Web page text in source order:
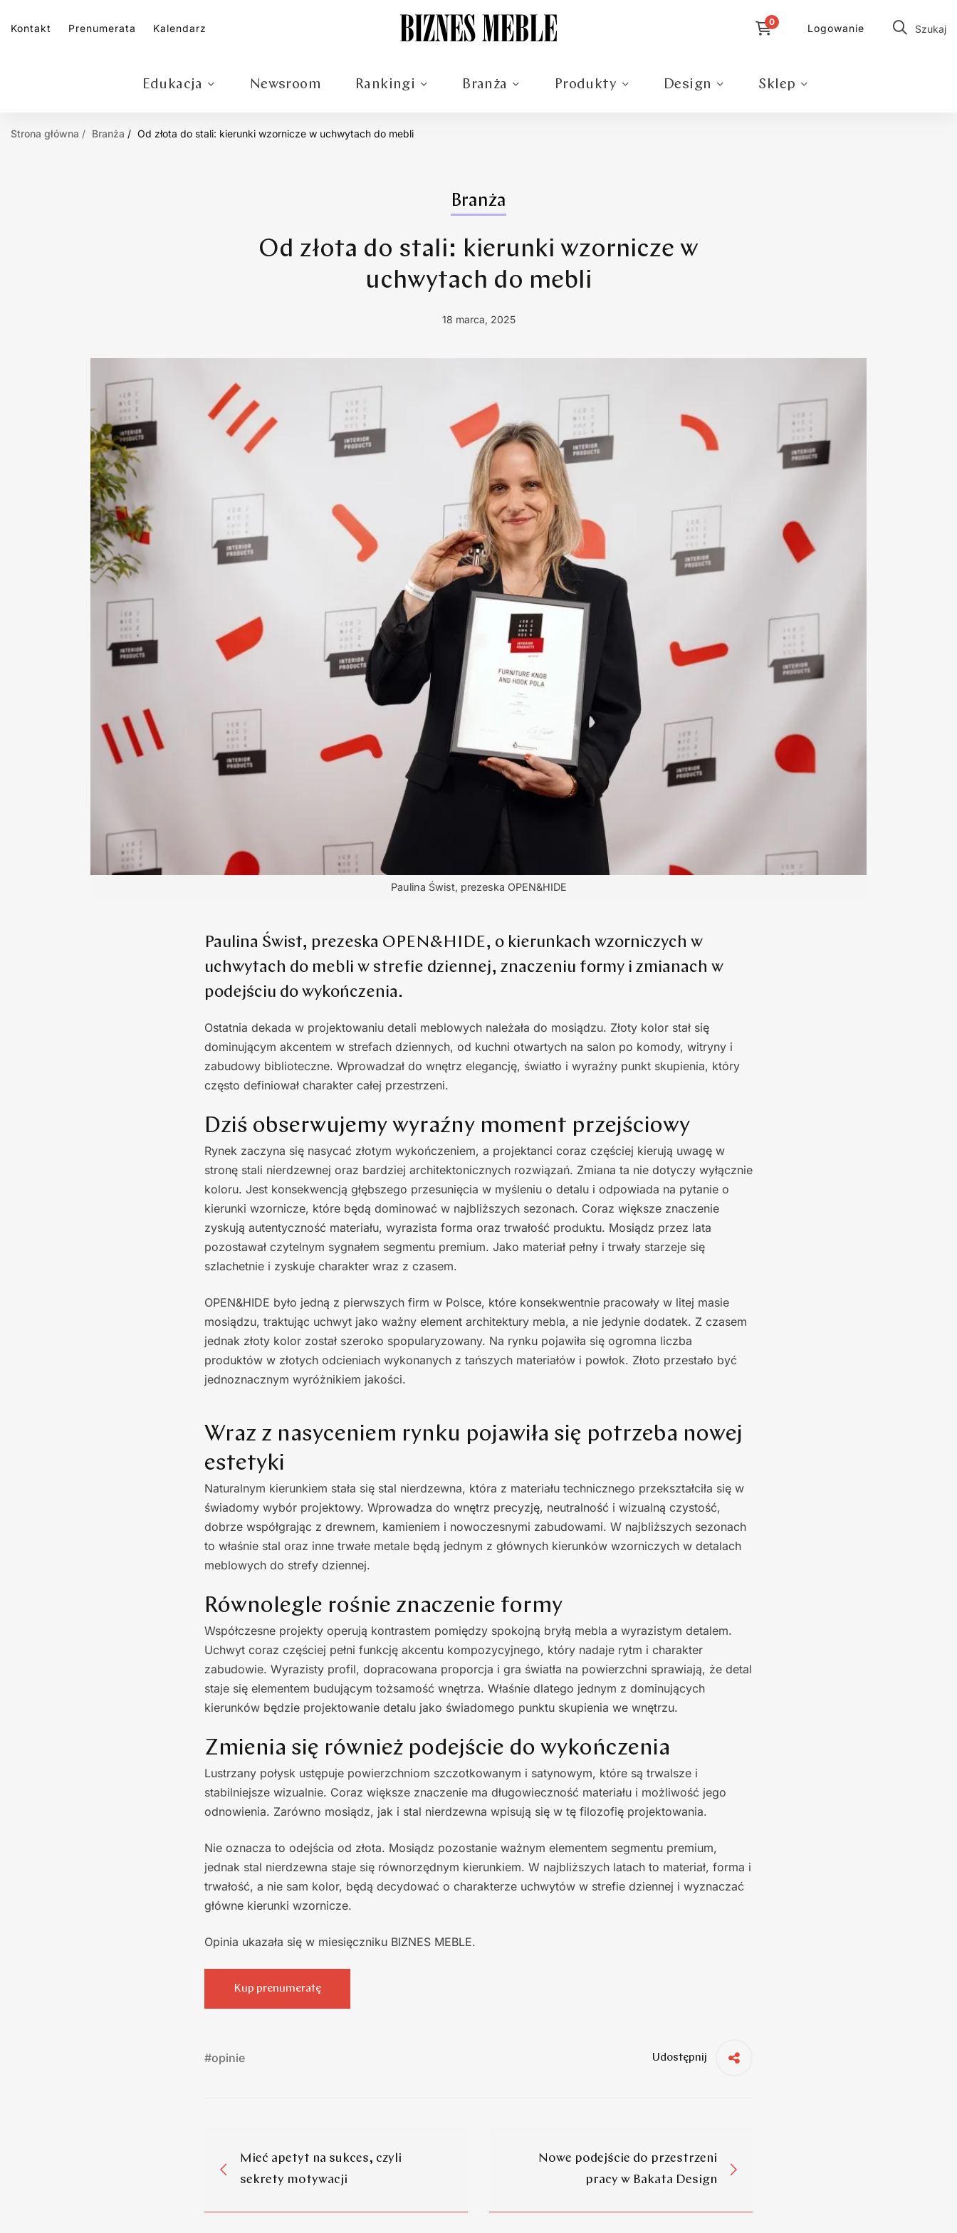
Kontakt Prenumerata Kalendarz Logowanie Szukaj
Edukacja Newsroom Rankingi Branża Produkty Design Sklep
Strona główna Branża Od złota do stali: kierunki wzornicze w uchwytach do mebli
Branża
Od złota do stali: kierunki wzornicze w
uchwytach do mebli
18 marca, 2025
Paulina Świst, prezeska OPEN&HIDE
Paulina Świst, prezeska OPEN&HIDE, o kierunkach wzorniczych w
uchwytach do mebli w strefie dziennej, znaczeniu formy i zmianach w
podejściu do wykończenia.
Ostatnia dekada w projektowaniu detali meblowych należała do mosiądzu. Złoty kolor stał się
dominującym akcentem w strefach dziennych, od kuchni otwartych na salon po komody, witryny i
zabudowy biblioteczne. Wprowadzał do wnętrz elegancję, światło i wyraźny punkt skupienia, który
często definiował charakter całej przestrzeni.
Dziś obserwujemy wyraźny moment przejściowy
Rynek zaczyna się nasycać złotym wykończeniem, a projektanci coraz częściej kierują uwagę w
stronę stali nierdzewnej oraz bardziej architektonicznych rozwiązań. Zmiana ta nie dotyczy wyłącznie
koloru. Jest konsekwencją głębszego przesunięcia w myśleniu o detalu i odpowiada na pytanie o
kierunki wzornicze, które będą dominować w najbliższych sezonach. Coraz większe znaczenie
zyskują autentyczność materiału, wyrazista forma oraz trwałość produktu. Mosiądz przez lata
pozostawał czytelnym sygnałem segmentu premium. Jako materiał pełny i trwały starzeje się
szlachetnie i zyskuje charakter wraz z czasem.
OPEN&HIDE było jedną z pierwszych firm w Polsce, które konsekwentnie pracowały w litej masie
mosiądzu, traktując uchwyt jako ważny element architektury mebla, a nie jedynie dodatek. Z czasem
jednak złoty kolor został szeroko spopularyzowany. Na rynku pojawiła się ogromna liczba
produktów w złotych odcieniach wykonanych z tańszych materiałów i powłok. Złoto przestało być
jednoznacznym wyróżnikiem jakości.
Wraz z nasyceniem rynku pojawiła się potrzeba nowej
estetyki
Naturalnym kierunkiem stała się stal nierdzewna, która z materiału technicznego przekształciła się w
świadomy wybór projektowy. Wprowadza do wnętrz precyzję, neutralność i wizualną czystość,
dobrze współgrając z drewnem, kamieniem i nowoczesnymi zabudowami. W najbliższych sezonach
to właśnie stal oraz inne trwałe metale będą jednym z głównych kierunków wzorniczych w detalach
meblowych do strefy dziennej.
Równolegle rośnie znaczenie formy
Współczesne projekty operują kontrastem pomiędzy spokojną bryłą mebla a wyrazistym detalem.
Uchwyt coraz częściej pełni funkcję akcentu kompozycyjnego, który nadaje rytm i charakter
zabudowie. Wyrazisty profil, dopracowana proporcja i gra światła na powierzchni sprawiają, że detal
staje się elementem budującym tożsamość wnętrza. Właśnie dlatego jednym z dominujących
kierunków będzie projektowanie detalu jako świadomego punktu skupienia we wnętrzu.
Zmienia się również podejście do wykończenia
Lustrzany połysk ustępuje powierzchniom szczotkowanym i satynowym, które są trwalsze i
stabilniejsze wizualnie. Coraz większe znaczenie ma długowieczność materiału i możliwość jego
odnowienia. Zarówno mosiądz, jak i stal nierdzewna wpisują się w tę filozofię projektowania.
Nie oznacza to odejścia od złota. Mosiądz pozostanie ważnym elementem segmentu premium,
jednak stal nierdzewna staje się równorzędnym kierunkiem. W najbliższych latach to materiał, forma i
trwałość, a nie sam kolor, będą decydować o charakterze uchwytów w strefie dziennej i wyznaczać
główne kierunki wzornicze.
Opinia ukazała się w miesięczniku BIZNES MEBLE.
Kup prenumeratę
#opinie Udostępnij
Mieć apetyt na sukces, czyli
sekrety motywacji
Nowe podejście do przestrzeni
pracy w Bakata Design